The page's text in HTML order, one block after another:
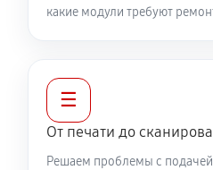
какие модули требуют
☰
От печати до
Решаем проблемы с